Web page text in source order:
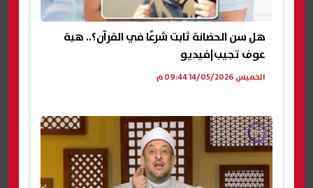
هل سن الحضانة ثابت شرعًا في القرآن؟.. هبة
عوف تجيب|فيديو
الخميس 14/05/2026 09:44 م